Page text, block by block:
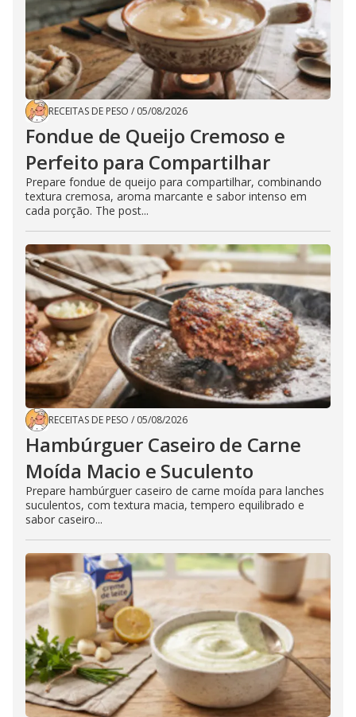
RECEITAS DE PESO / 05/08/2026
Fondue de Queijo Cremoso e
Perfeito para Compartilhar
Prepare fondue de queijo para compartilhar, combinando
textura cremosa, aroma marcante e sabor intenso em
cada porção. The post...
RECEITAS DE PESO / 05/08/2026
Hambúrguer Caseiro de Carne
Moída Macio e Suculento
Prepare hambúrguer caseiro de carne moída para lanches
suculentos, com textura macia, tempero equilibrado e
sabor caseiro...